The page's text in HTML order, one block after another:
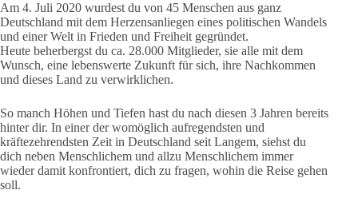
Am 4. Juli 2020 wurdest du von 45 Menschen aus ganz
Deutschland mit dem Herzensanliegen eines politischen Wandels
und einer Welt in Frieden und Freiheit gegründet.
Heute beherbergst du ca. 28.000 Mitglieder, sie alle mit dem
Wunsch, eine lebenswerte Zukunft für sich, ihre Nachkommen
und dieses Land zu verwirklichen.
So manch Höhen und Tiefen hast du nach diesen 3 Jahren bereits
hinter dir. In einer der womöglich aufregendsten und
kräftezehrendsten Zeit in Deutschland seit Langem, siehst du
dich neben Menschlichem und allzu Menschlichem immer
wieder damit konfrontiert, dich zu fragen, wohin die Reise gehen
soll.